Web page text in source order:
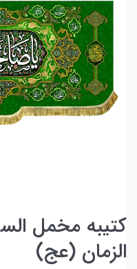
کتیبه مخمل
الزمان (عج)